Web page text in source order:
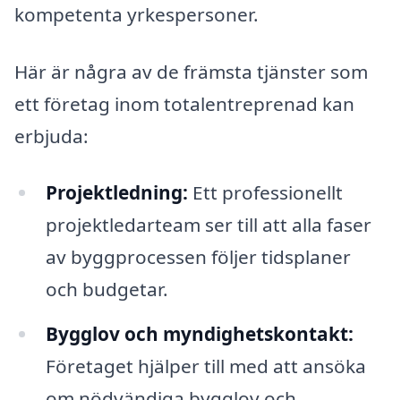
kompetenta yrkespersoner.
Här är några av de främsta tjänster som
ett företag inom totalentreprenad kan
erbjuda:
Projektledning: Ett professionellt
projektledarteam ser till att alla faser
av byggprocessen följer tidsplaner
och budgetar.
Bygglov och myndighetskontakt:
Företaget hjälper till med att ansöka